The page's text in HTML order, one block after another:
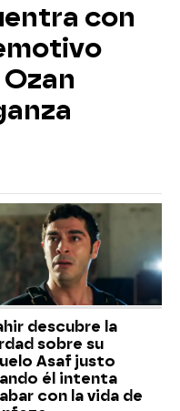
con
descubre la
sobre su
Asaf justo
él intenta
con la vida de